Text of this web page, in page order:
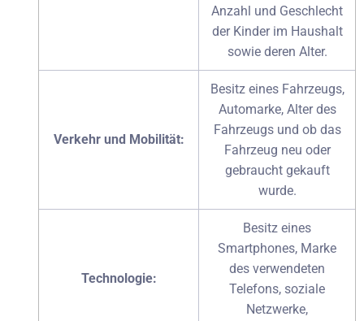
Anzahl und Geschlecht
der Kinder im Haushalt
sowie deren Alter.
Verkehr und Mobilität:
Besitz eines Fahrzeugs,
Automarke, Alter des
Fahrzeugs und ob das
Fahrzeug neu oder
gebraucht gekauft
wurde.
Technologie:
Besitz eines
Smartphones, Marke
des verwendeten
Telefons, soziale
Netzwerke,